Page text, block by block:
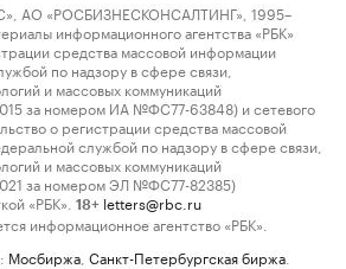
АО «РОСБИЗНЕСКОНСАЛТИНГ», 1995–
информационного агентства «РБК»
средства массовой информации
по надзору в сфере связи,
и массовых коммуникаций
за номером ИА №ФС77-63848) и сетевого
о регистрации средства массовой
службой по надзору в сфере связи,
и массовых коммуникаций
за номером ЭЛ №ФС77-82385)
«РБК».
18+ letters@rbc.ru
информационное агентство «РБК».
Мосбиржа Санкт-Петербургская биржа